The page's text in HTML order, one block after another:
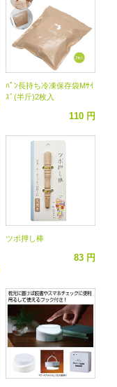
ﾊﾟﾝ長持ち冷凍保存袋Mｻｲ
ｽﾞ(半斤)2枚入
110 円
ツボ押し棒
83 円